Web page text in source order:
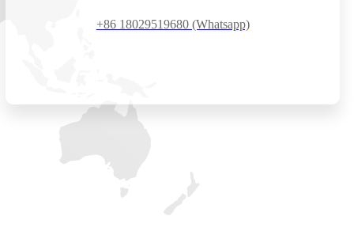
+86 18029519680 (Whatsapp)